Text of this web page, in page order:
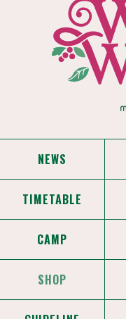
NEWS
TIMETABLE
CAMP
SHOP